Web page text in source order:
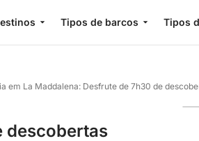
Tipos de barcos Tipos
em La Maddalena: Desfrute de 7h30 de
descobertas